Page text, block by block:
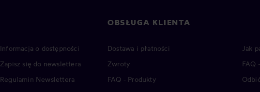
Informacja o dostępności
Zapisz się do newslettera
Regulamin Newslettera
OBSŁUGA KLIENTA
Dostawa i płatności
Zwroty
FAQ - Produkty
Jak
FAQ